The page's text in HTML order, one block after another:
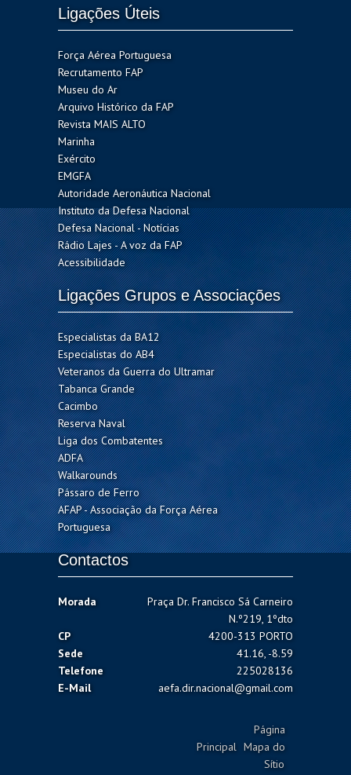
Ligações Úteis
Força Aérea Portuguesa
Recrutamento FAP
Museu do Ar
Arquivo Histórico da FAP
Revista MAIS ALTO
Marinha
Exército
EMGFA
Autoridade Aeronáutica Nacional
Instituto da Defesa Nacional
Defesa Nacional - Notícias
Rádio Lajes - A voz da FAP
Acessibilidade
Ligações Grupos e Associações
Especialistas da BA12
Especialistas do AB4
Veteranos da Guerra do Ultramar
Tabanca Grande
Cacimbo
Reserva Naval
Liga dos Combatentes
ADFA
Walkarounds
Pássaro de Ferro
AFAP - Associação da Força Aérea
Portuguesa
Contactos
Morada
Praça Dr. Francisco Sá Carneiro
N.º219, 1ºdto
CP
4200-313 PORTO
Sede
41.16, -8.59
Telefone
225028136
E-Mail
aefa.dir.nacional@gmail.com
Página
Principal
Mapa do
Sítio